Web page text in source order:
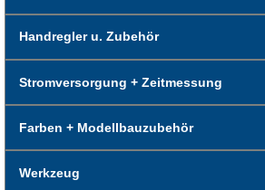
Handregler u. Zubehör
Stromversorgung + Zeitmessung
Farben + Modellbauzubehör
Werkzeug